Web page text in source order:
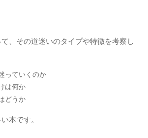
、その道迷いのタイプや特徴を考察し
っていくのか
は何か
どうか
本です。